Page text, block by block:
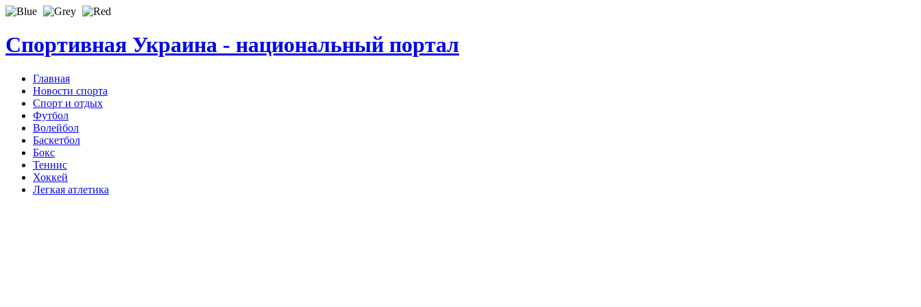
Спортивная Украина - национальный портал
Главная
Новости спорта
Спорт и отдых
Футбол
Волейбол
Баскетбол
Бокс
Теннис
Хоккей
Легкая атлетика